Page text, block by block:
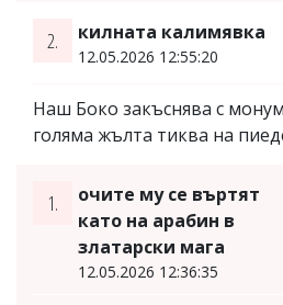
2. килната калимявка
12.05.2026 12:55:20
Наш Боко закъснява с
голяма жълта тиква на
1.
очите му се въртят
като на арабин в
златарски мага
12.05.2026 12:36:35